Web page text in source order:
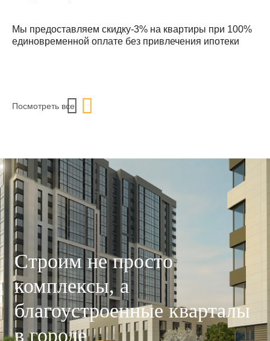
Мы предоставляем скидку-3% на квартиры при 100%
единовременной оплате без привлечения ипотеки
Посмотреть все
Строим не просто
комплексы, а
благоустроенные кварталы
в городе